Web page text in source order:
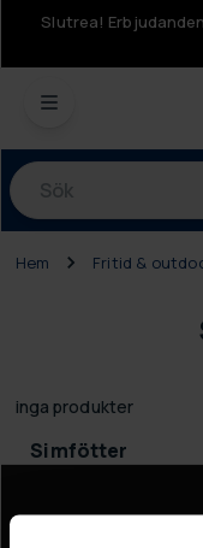
Slutrea!
Produkter
Hem Fritid &
inga produkter
Simfötter